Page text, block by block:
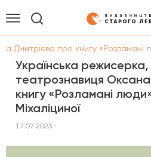
Дмитрієва про книгу «Розламані
Українська
театрознавиця
книгу «Розламані
Міхаліциної
17.07.2023